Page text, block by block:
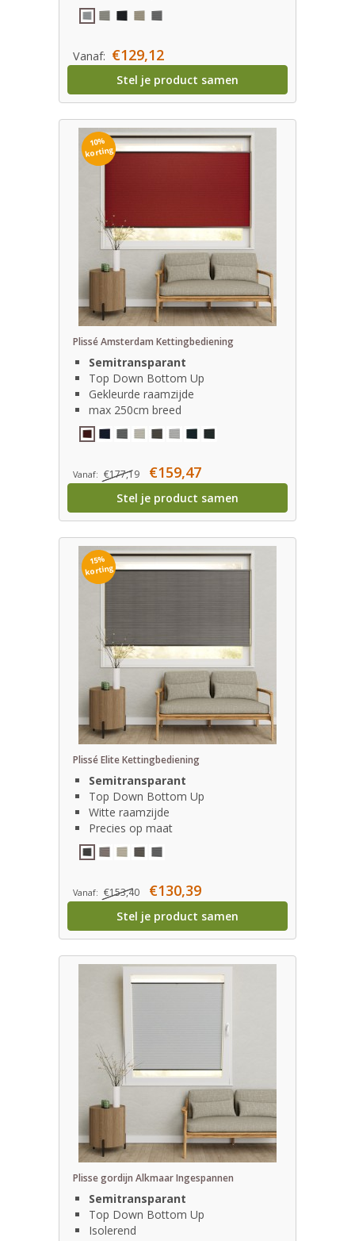
Vanaf: €129,12
Stel je product samen
10%
korting
Plissé Amsterdam Kettingbediening
Semitransparant
Top Down Bottom Up
Gekleurde raamzijde
max 250cm breed
Vanaf: €177,19 €159,47
Stel je product samen
15%
korting
Plissé Elite Kettingbediening
Semitransparant
Top Down Bottom Up
Witte raamzijde
Precies op maat
Vanaf: €153,40 €130,39
Stel je product samen
Plisse gordijn Alkmaar Ingespannen
Semitransparant
Top Down Bottom Up
Isolerend